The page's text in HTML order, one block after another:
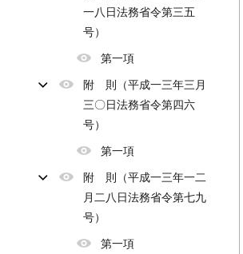
一八日法務省令第三五
号）
第一項
附 則（平成一三年三月
三〇日法務省令第四六
号）
第一項
附 則（平成一三年一二
月二八日法務省令第七九
号）
第一項